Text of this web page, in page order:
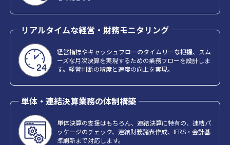
リアルタイムな経営・財務モニタリング
経営指標やキャッシュフローのタイムリーな把握、スム
ーズな月次決算を実現するための業務フローを設計しま
す。経営判断の精度と速度の向上を実現。
単体・連結決算業務の体制構築
単体決算の支援はもちろん、連結決算に特有の、連結パ
ッケージのチェック、連結財務諸表作成、IFRS・会計基
準刷新まで対応します。